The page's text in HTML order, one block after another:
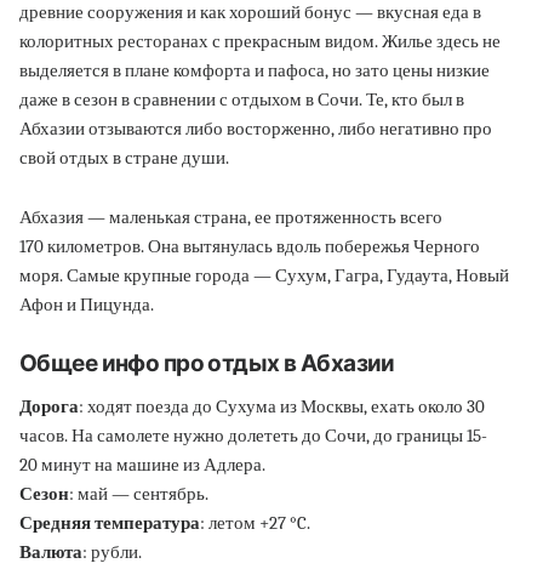
древние сооружения и как хороший бонус — вкусная еда в
колоритных ресторанах с прекрасным видом. Жилье здесь не
выделяется в плане комфорта и пафоса, но зато цены низкие
даже в сезон в сравнении с отдыхом в Сочи. Те, кто был в
Абхазии отзываются либо восторженно, либо негативно про
свой отдых в стране души.
Абхазия — маленькая страна, ее протяженность всего
170 километров. Она вытянулась вдоль побережья Черного
моря. Самые крупные города — Сухум, Гагра, Гудаута, Новый
Афон и Пицунда.
Общее инфо про отдых в Абхазии
Дорога: ходят поезда до Сухума из Москвы, ехать около 30
часов. На самолете нужно долететь до Сочи, до границы 15-
20 минут на машине из Адлера.
Сезон: май — сентябрь.
Средняя температура: летом +27 °C.
Валюта: рубли.